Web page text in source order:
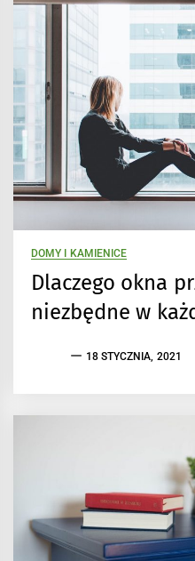
DOMY I KAMIENICE
Dlaczego okna
niezbędne w
18 STYCZNIA, 2021